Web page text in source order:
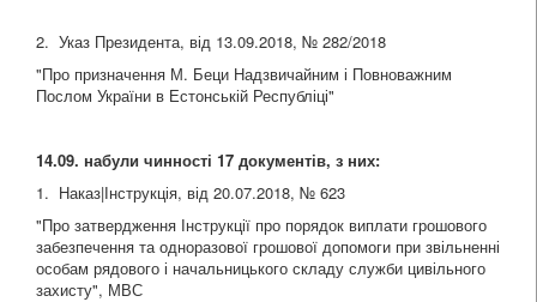
2. Указ Президента, від 13.09.2018, № 282/2018
"Про призначення М. Беци Надзвичайним і Повноважним
Послом України в Естонській Республіці"
14.09. набули чинності 17 документів, з них:
1. Наказ|Інструкція, від 20.07.2018, № 623
"Про затвердження Інструкції про порядок виплати грошового
забезпечення та одноразової грошової допомоги при звільненні
особам рядового і начальницького складу служби цивільного
захисту", МВС